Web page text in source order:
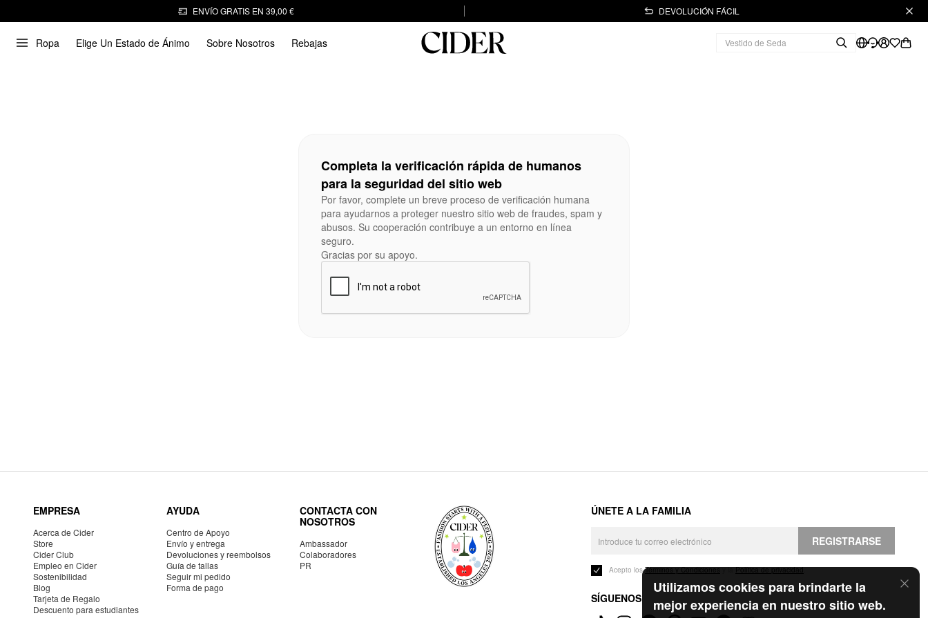
ENVÍO GRATIS EN 39,00 € DEVOLUCIÓN FÁCIL
Ropa Elige Un Estado de Ánimo Sobre Nosotros Rebajas
Utilizamos cookies para brindarte la
mejor experiencia en nuestro sitio web.
Completa la verificación rápida de humanos
para la seguridad del sitio web
Por favor, complete un breve proceso de verificación humana
para ayudarnos a proteger nuestro sitio web de fraudes, spam y
abusos. Su cooperación contribuye a un entorno en línea
seguro.
Gracias por su apoyo.
EMPRESA
Acerca de Cider
Store
Cider Club
Empleo en Cider
Sostenibilidad
Blog
Tarjeta de Regalo
Descuento para estudiantes
AYUDA
Centro de Apoyo
Envío y entrega
Devoluciones y reembolsos
Guía de tallas
Seguir mi pedido
Forma de pago
CONTACTA CON
NOSOTROS
Ambassador
Colaboradores
PR
ÚNETE A LA FAMILIA
REGISTRARSE
Acepto losTérminos y Condicionesy laPolítica de privacidad.
SÍGUENOS